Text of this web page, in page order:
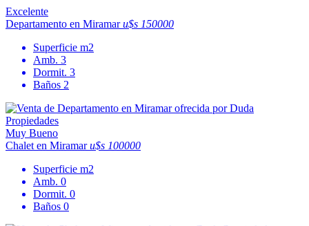
Excelente
Departamento en Miramaru$s 150000
Superficie m2
Amb. 3
Dormit. 3
Baños 2
Muy Bueno
Chalet en Miramaru$s 100000
Superficie m2
Amb. 0
Dormit. 0
Baños 0